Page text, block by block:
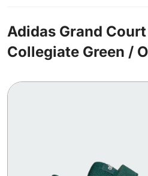
Adidas Grand
Collegiate Green /